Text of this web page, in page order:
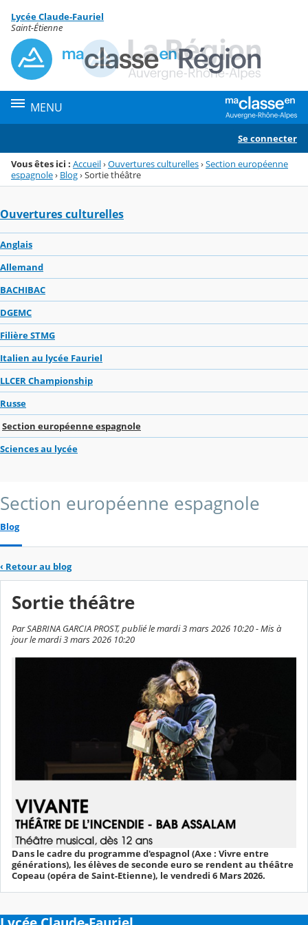
Menu de la rubrique
Contenu
Lycée Claude-Fauriel
Saint-Étienne
MENU
Se connecter
Vous êtes ici : Accueil›Ouvertures culturelles›Section européenne
espagnole› Blog›Sortie théâtre
Ouvertures culturelles
Anglais
Allemand
BACHIBAC
DGEMC
Filière STMG
Italien au lycée Fauriel
LLCER Championship
Russe
Section européenne espagnole
Sciences au lycée
Section européenne espagnole
Blog
‹ Retour au blog
Sortie théâtre
Par SABRINA GARCIA PROST, publié le mardi 3 mars 2026 10:20 - Mis à
jour le mardi 3 mars 2026 10:20
Dans le cadre du programme d'espagnol (Axe : Vivre entre
générations), les élèves de seconde euro se rendent au théâtre
Copeau (opéra de Saint-Etienne), le vendredi 6 Mars 2026.